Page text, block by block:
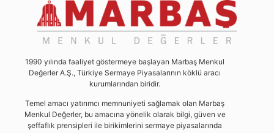
1990 yılında faaliyet göstermeye başlayan Marbaş Menkul
Değerler A.Ş., Türkiye Sermaye Piyasalarının köklü aracı
kurumlarından biridir.
Temel amacı yatırımcı memnuniyeti sağlamak olan Marbaş
Menkul Değerler, bu amacına yönelik olarak bilgi, güven ve
şeffaflık prensipleri ile birikimlerini sermaye piyasalarında